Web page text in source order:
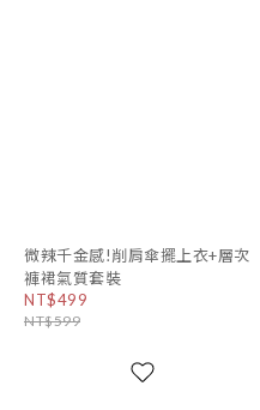
微辣千金感!削肩傘擺上衣+層次
褲裙氣質套裝
NT$499
NT$599